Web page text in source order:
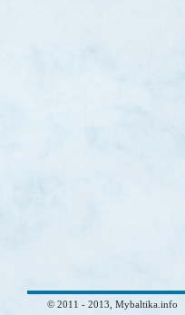
© 2011 - 2013, Mybaltika.info